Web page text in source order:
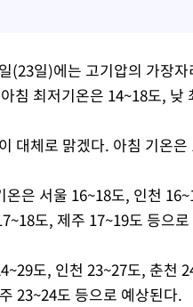
(23일)에는 고기압의 가장
침 최저기온은 14~18도, 낮
대체로 맑겠다. 아침 기온
온은 서울 16~18도, 인천
도, 제주 17~19도 등으
도, 인천 23~27도, 춘천
23~24도 등으로 예상된다.